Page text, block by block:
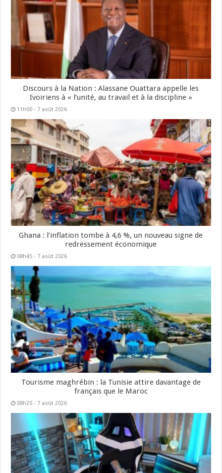
Discours à la Nation : Alassane Ouattara appelle les
Ivoiriens à « l’unité, au travail et à la discipline »
11h00 - 7 août 2026
Ghana : l’inflation tombe à 4,6 %, un nouveau signe de
redressement économique
08h45 - 7 août 2026
Tourisme maghrébin : la Tunisie attire davantage de
français que le Maroc
08h20 - 7 août 2026